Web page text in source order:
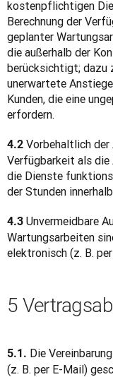
kostenpflichtigen
Berechnung der
geplanter
die außerhalb der
berücksichtigt; dazu
unerwartete
Kunden, die eine
erfordern.
4.2 Vorbehaltlich
Verfügbarkeit als die
die Dienste
der Stunden
4.3 Unvermeidbare
Wartungsarbeiten
elektronisch (z. B.
5
5.1. Die
(z. B. per E-Mail)